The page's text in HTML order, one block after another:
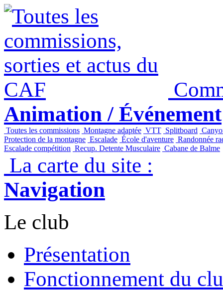
Animation / Événement
Toutes les commissions Montagne adaptée VTT Splitboard
Protection de la montagne Escalade École d'aventure Randonnée
Escalade compétition Recup. Detente Musculaire Cabane de Balme
La carte du site :
Navigation
Le club
Présentation
Fonctionnement du
Panneau de gestion des cookies